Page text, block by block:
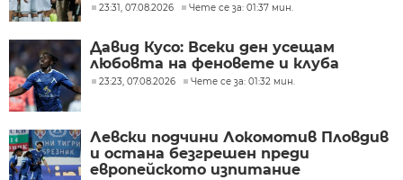
23:31, 07.08.2026 Чете се за: 01:37 мин.
Давид Кусо: Всеки ден усещам
любовта на феновете и клуба
23:23, 07.08.2026 Чете се за: 01:32 мин.
Левски подчини Локомотив Пловдив
и остана безгрешен преди
европейското изпитание